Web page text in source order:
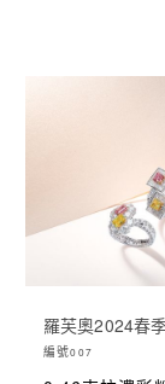
羅芙奧2024春
編號007